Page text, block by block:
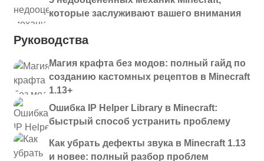
которые заслуживают вашего внимания
Руководства
Магия крафта без модов: полный гайд по
созданию кастомных рецептов в Minecraft
1.13+
Ошибка IP Helper Library в Minecraft:
быстрый способ устранить проблему
Как убрать дефекты звука в Minecraft 1.13
и новее: полный разбор проблем